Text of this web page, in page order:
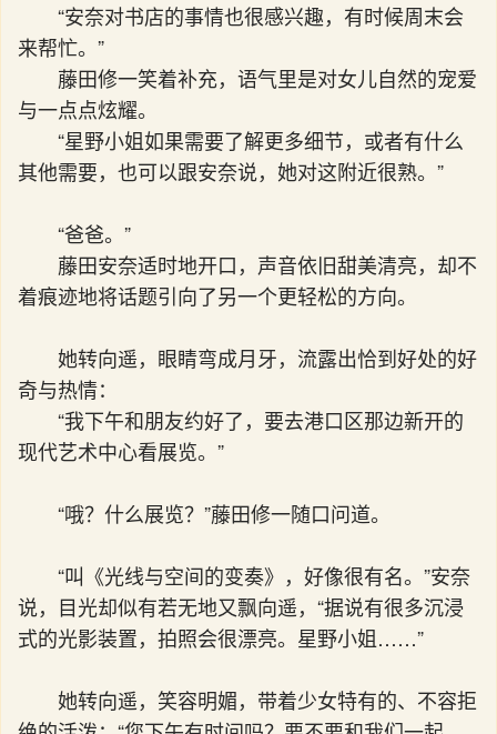
“安奈对书店的事情也很感兴趣，有时候周末会
来帮忙。”
藤田修一笑着补充，语气里是对女儿自然的宠爱
与一点点炫耀。
“星野小姐如果需要了解更多细节，或者有什么
其他需要，也可以跟安奈说，她对这附近很熟。”
“爸爸。”
藤田安奈适时地开口，声音依旧甜美清亮，却不
着痕迹地将话题引向了另一个更轻松的方向。
她转向遥，眼睛弯成月牙，流露出恰到好处的好
奇与热情：
“我下午和朋友约好了，要去港口区那边新开的
现代艺术中心看展览。”
“哦？什么展览？”藤田修一随口问道。
“叫《光线与空间的变奏》，好像很有名。”安奈
说，目光却似有若无地又飘向遥，“据说有很多沉浸
式的光影装置，拍照会很漂亮。星野小姐……”
她转向遥，笑容明媚，带着少女特有的、不容拒